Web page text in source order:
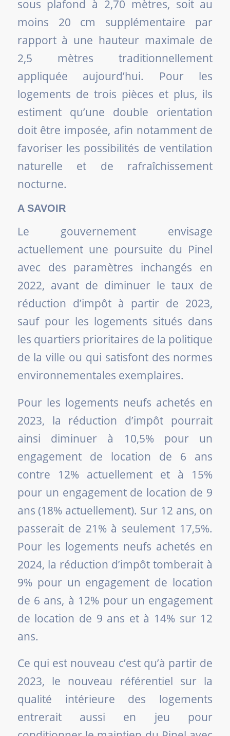
sous plafond à 2,70 mètres, soit au
moins 20 cm supplémentaire par
rapport à une hauteur maximale de
2,5 mètres traditionnellement
appliquée aujourd’hui. Pour les
logements de trois pièces et plus, ils
estiment qu’une double orientation
doit être imposée, afin notamment de
favoriser les possibilités de ventilation
naturelle et de rafraîchissement
nocturne.
A SAVOIR
Le gouvernement envisage
actuellement une poursuite du Pinel
avec des paramètres inchangés en
2022, avant de diminuer le taux de
réduction d’impôt à partir de 2023,
sauf pour les logements situés dans
les quartiers prioritaires de la politique
de la ville ou qui satisfont des normes
environnementales exemplaires.
Pour les logements neufs achetés en
2023, la réduction d’impôt pourrait
ainsi diminuer à 10,5% pour un
engagement de location de 6 ans
contre 12% actuellement et à 15%
pour un engagement de location de 9
ans (18% actuellement). Sur 12 ans, on
passerait de 21% à seulement 17,5%.
Pour les logements neufs achetés en
2024, la réduction d’impôt tomberait à
9% pour un engagement de location
de 6 ans, à 12% pour un engagement
de location de 9 ans et à 14% sur 12
ans.
Ce qui est nouveau c’est qu’à partir de
2023, le nouveau référentiel sur la
qualité intérieure des logements
entrerait aussi en jeu pour